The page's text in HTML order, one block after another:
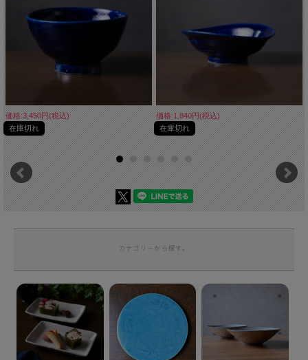
価格:3,450円(税込)
在庫切れ
価格:1,840円(税込)
在庫切れ
カテゴリーから探す。